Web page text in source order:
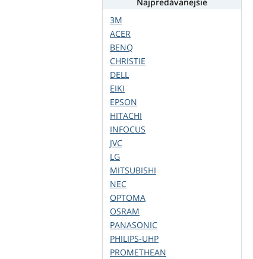
3M
ACER
BENQ
CHRISTIE
DELL
EIKI
EPSON
HITACHI
INFOCUS
JVC
LG
MITSUBISHI
NEC
OPTOMA
OSRAM
PANASONIC
PHILIPS-UHP
PROMETHEAN